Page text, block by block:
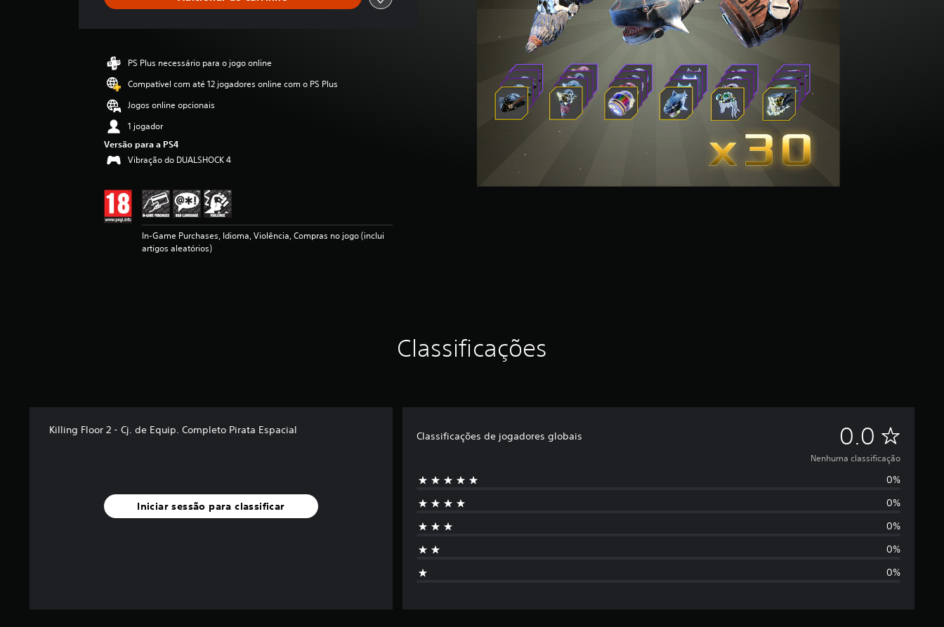
l
s
a
ç
ã
PS Plus necessário para o jogo online
Compatível com até 12 jogadores online com o PS Plus
Jogos online opcionais
1 jogador
Versão para a PS4
Vibração do DUALSHOCK 4
In-Game Purchases, Idioma, Violência, Compras no jogo (inclui
artigos aleatórios)
Classificações
Killing Floor 2 - Cj. de Equip. Completo Pirata Espacial
Iniciar sessão para classificar
Classificações de jogadores globais 0.0 N
e
n
h
u
m
a
Nenhuma classificação
0%
0%
0%
0%
0%